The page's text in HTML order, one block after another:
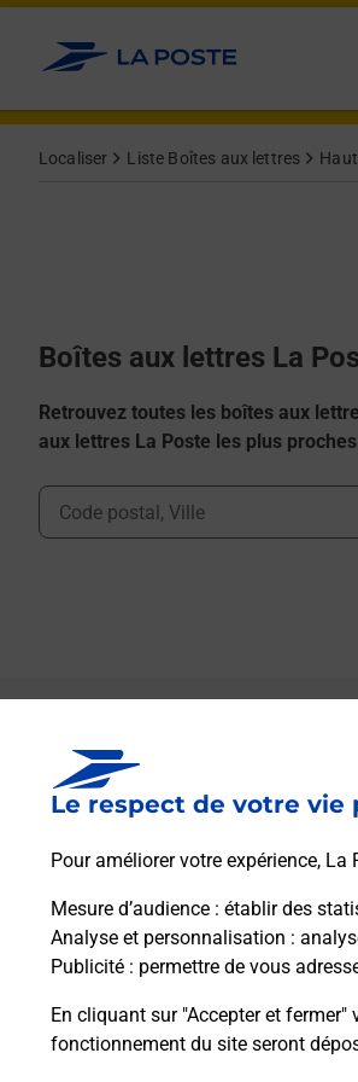
Le respect de votre
Pour améliorer votre expérience, La
Mesure d’audience : établir des
Analyse et personnalisation :
Publicité : permettre de vous
En cliquant sur "Accepter et
fonctionnement du site seront
Allez au contenu
Localiser Liste Boîtes aux lettres
Boîtes aux lettres La
Retrouvez toutes les boîtes aux
aux lettres La Poste les plus
Ville, Département, Code Postal
Boîte aux lettres La
Prochaine collecte du
65190 Frechou Frechet
Itinéraire